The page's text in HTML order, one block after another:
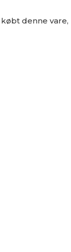
denne vare,